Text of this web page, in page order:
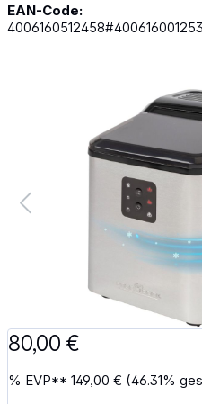
EAN-Code:
Bildergalerie überspringen
80,00 €
% EVP**149,00 € (46.31%